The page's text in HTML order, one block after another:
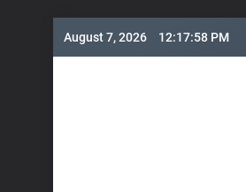
August 7, 2026 12:18:00 PM